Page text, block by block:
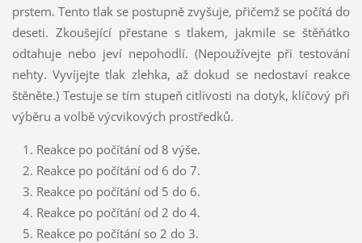
prstem. Tento tlak se postupně zvyšuje, přičemž se počítá do
deseti. Zkoušející přestane s tlakem, jakmile se štěňátko
odtahuje nebo jeví nepohodlí. (Nepoužívejte při testování
nehty. Vyvíjejte tlak zlehka, až dokud se nedostaví reakce
štěněte.) Testuje se tím stupeň citlivosti na dotyk, klíčový při
výběru a volbě výcvikových prostředků.
Reakce po počítání od 8 výše.
Reakce po počítání od 6 do 7.
Reakce po počítání od 5 do 6.
Reakce po počítání od 2 do 4.
Reakce po počítání so 2 do 3.